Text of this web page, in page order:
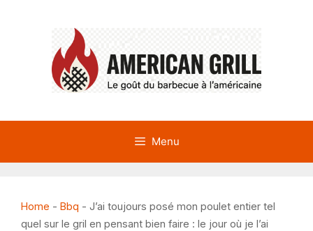
Menu
Home - Bbq - J’ai toujours posé mon poulet entier tel
quel sur le gril en pensant bien faire : le jour où je l’ai